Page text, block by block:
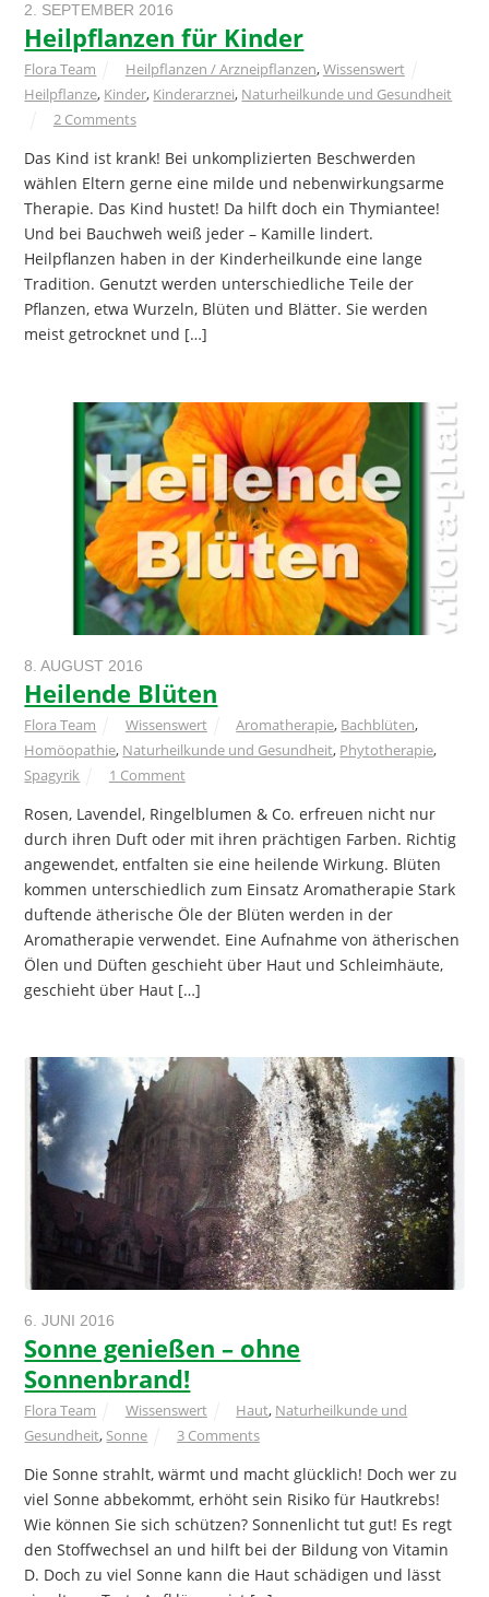
2. SEPTEMBER 2016
Heilpflanzen für Kinder
Flora Team Heilpflanzen / Arzneipflanzen,Wissenswert
Heilpflanze, Kinder, Kinderarznei, Naturheilkunde und Gesundheit
2 Comments
Das Kind ist krank! Bei unkomplizierten Beschwerden
wählen Eltern gerne eine milde und nebenwirkungsarme
Therapie. Das Kind hustet! Da hilft doch ein Thymiantee!
Und bei Bauchweh weiß jeder – Kamille lindert.
Heilpflanzen haben in der Kinderheilkunde eine lange
Tradition. Genutzt werden unterschiedliche Teile der
Pflanzen, etwa Wurzeln, Blüten und Blätter. Sie werden
meist getrocknet und […]
8. AUGUST 2016
Heilende Blüten
Flora Team Wissenswert Aromatherapie, Bachblüten,
Homöopathie, Naturheilkunde und Gesundheit, Phytotherapie,
Spagyrik
1 Comment
Rosen, Lavendel, Ringelblumen & Co. erfreuen nicht nur
durch ihren Duft oder mit ihren prächtigen Farben. Richtig
angewendet, entfalten sie eine heilende Wirkung. Blüten
kommen unterschiedlich zum Einsatz Aromatherapie Stark
duftende ätherische Öle der Blüten werden in der
Aromatherapie verwendet. Eine Aufnahme von ätherischen
Ölen und Düften geschieht über Haut und Schleimhäute,
geschieht über Haut […]
6. JUNI 2016
Sonne genießen – ohne
Sonnenbrand!
Flora Team Wissenswert Haut, Naturheilkunde und
Gesundheit, Sonne 3 Comments
Die Sonne strahlt, wärmt und macht glücklich! Doch wer zu
viel Sonne abbekommt, erhöht sein Risiko für Hautkrebs!
Wie können Sie sich schützen? Sonnenlicht tut gut! Es regt
den Stoffwechsel an und hilft bei der Bildung von Vitamin
D. Doch zu viel Sonne kann die Haut schädigen und lässt